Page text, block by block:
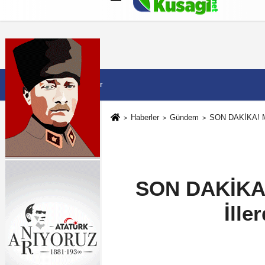
Künye İletişim Çerez Politikası
9 Ağustos 2026, Pazar
Haberler Gündem SON DAKİKA!
SON